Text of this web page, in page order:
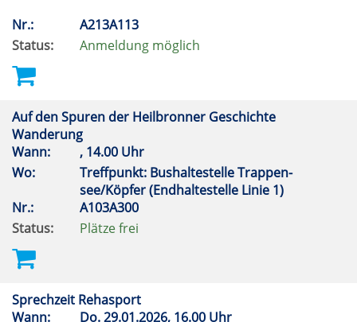
Nr.:
A213A113
Status:
Anmeldung möglich
Auf den Spuren der Heilbronner Geschichte
Wanderung
Wann:
, 14.00 Uhr
Wo:
Treffpunkt: Bushaltestelle Trappen-
see/Köpfer (Endhaltestelle Linie 1)
Nr.:
A103A300
Status:
Plätze frei
Sprechzeit Rehasport
Wann:
Do.29.01.2026, 16.00 Uhr